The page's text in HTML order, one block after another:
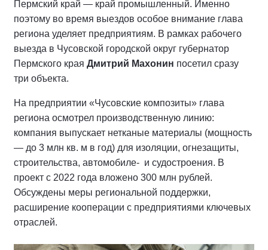
Пермский край — край промышленный. Именно
поэтому во время выездов особое внимание глава
региона уделяет предприятиям. В рамках рабочего
выезда в Чусовской городской округ губернатор
Пермского края Дмитрий Махонин посетил сразу
три объекта.
На предприятии «Чусовские композиты» глава
региона осмотрел производственную линию:
компания выпускает нетканые материалы (мощность
— до 3 млн кв. м в год) для изоляции, огнезащиты,
строительства, автомобиле- и судостроения. В
проект с 2022 года вложено 300 млн рублей.
Обсуждены меры региональной поддержки,
расширение кооперации с предприятиями ключевых
отраслей.